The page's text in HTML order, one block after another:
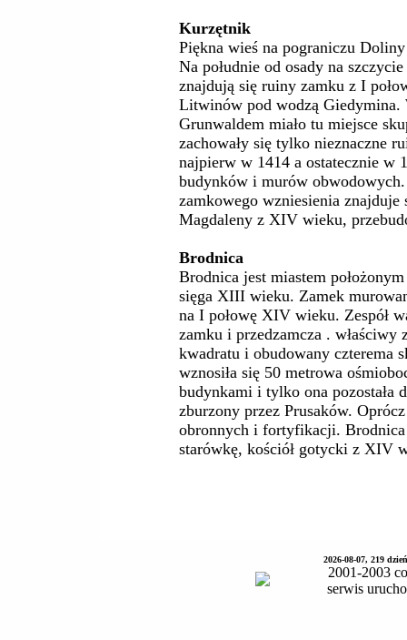
Kurzętnik
Piękna wieś na pograniczu
Na południe od osady na
znajdują się ruiny zamku z I
Litwinów pod wodzą Giedymina.
Grunwaldem miało tu miejsce
zachowały się tylko nieznaczne
najpierw w 1414 a ostatecznie w
budynków i murów
zamkowego wzniesienia
Magdaleny z XIV wieku,
Brodnica
Brodnica jest miastem
sięga XIII wieku. Zamek
na I połowę XIV wieku. Zespół
zamku i przedzamcza . właściwy
kwadratu i obudowany czterema
wznosiła się 50 metrowa
budynkami i tylko ona pozostała
zburzony przez Prusaków.
obronnych i fortyfikacji.
starówkę, kościół gotycki z XIV
2026-08-07, 219
2001-2003
serwis